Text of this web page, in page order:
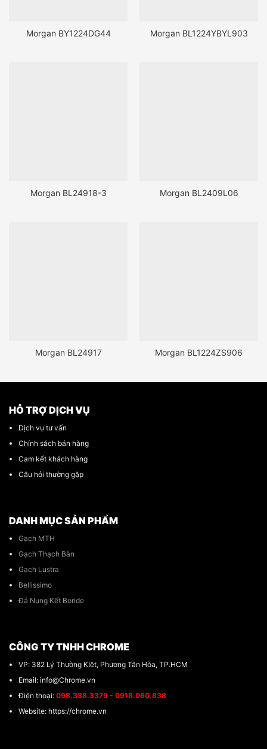
Morgan BY1224DG44 Morgan BL1224YBYL903
Morgan BL24918-3 Morgan BL2409L06
Morgan BL24917 Morgan BL1224ZS906
HỖ TRỢ DỊCH VỤ
Dịch vụ tư vấn
Chính sách bán hàng
Cam kết khách hàng
Câu hỏi thường gặp
DANH MỤC SẢN PHẨM
Gạch MTH
Gạch Thạch Bàn
Gạch Lustra
Bellissimo
Đá Nung Kết Boride
CÔNG TY TNHH CHROME
VP: 382 Lý Thường KIệt, Phương Tân Hòa, TP.HCM
Email: info@Chrome.vn
Điện thoại: 098.338.3379 - 0918.060.838
Website: https://chrome.vn